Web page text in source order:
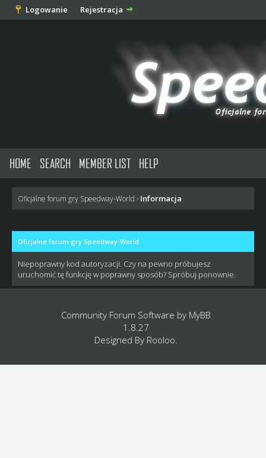
Logowanie Rejestracja
HOME SEARCH MEMBER LIST HELP
Oficjalne forum gry Speedway-World › Informacja
Oficjalne forum gry Speedway-World
Niepoprawny kod autoryzacji. Czy na pewno próbujesz
uruchomić tę funkcję w poprawny sposób? Spróbuj ponownie.
Community Forum Software by MyBB
1.8.27
Designed By Rooloo.